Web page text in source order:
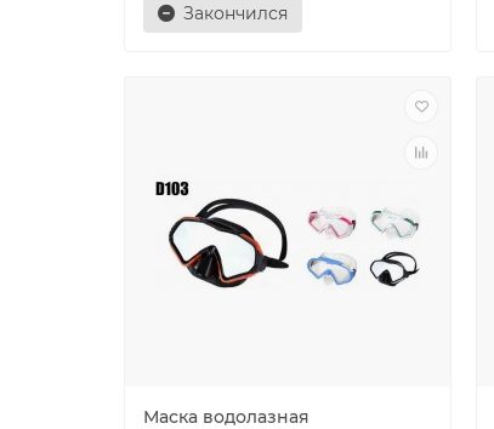
Закончился
Маска водолазная